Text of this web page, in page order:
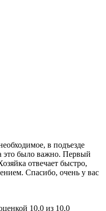
в подъезде
это было важно. Первый
отвечает быстро,
Спасибо, очень у вас
10,0 из 10,0